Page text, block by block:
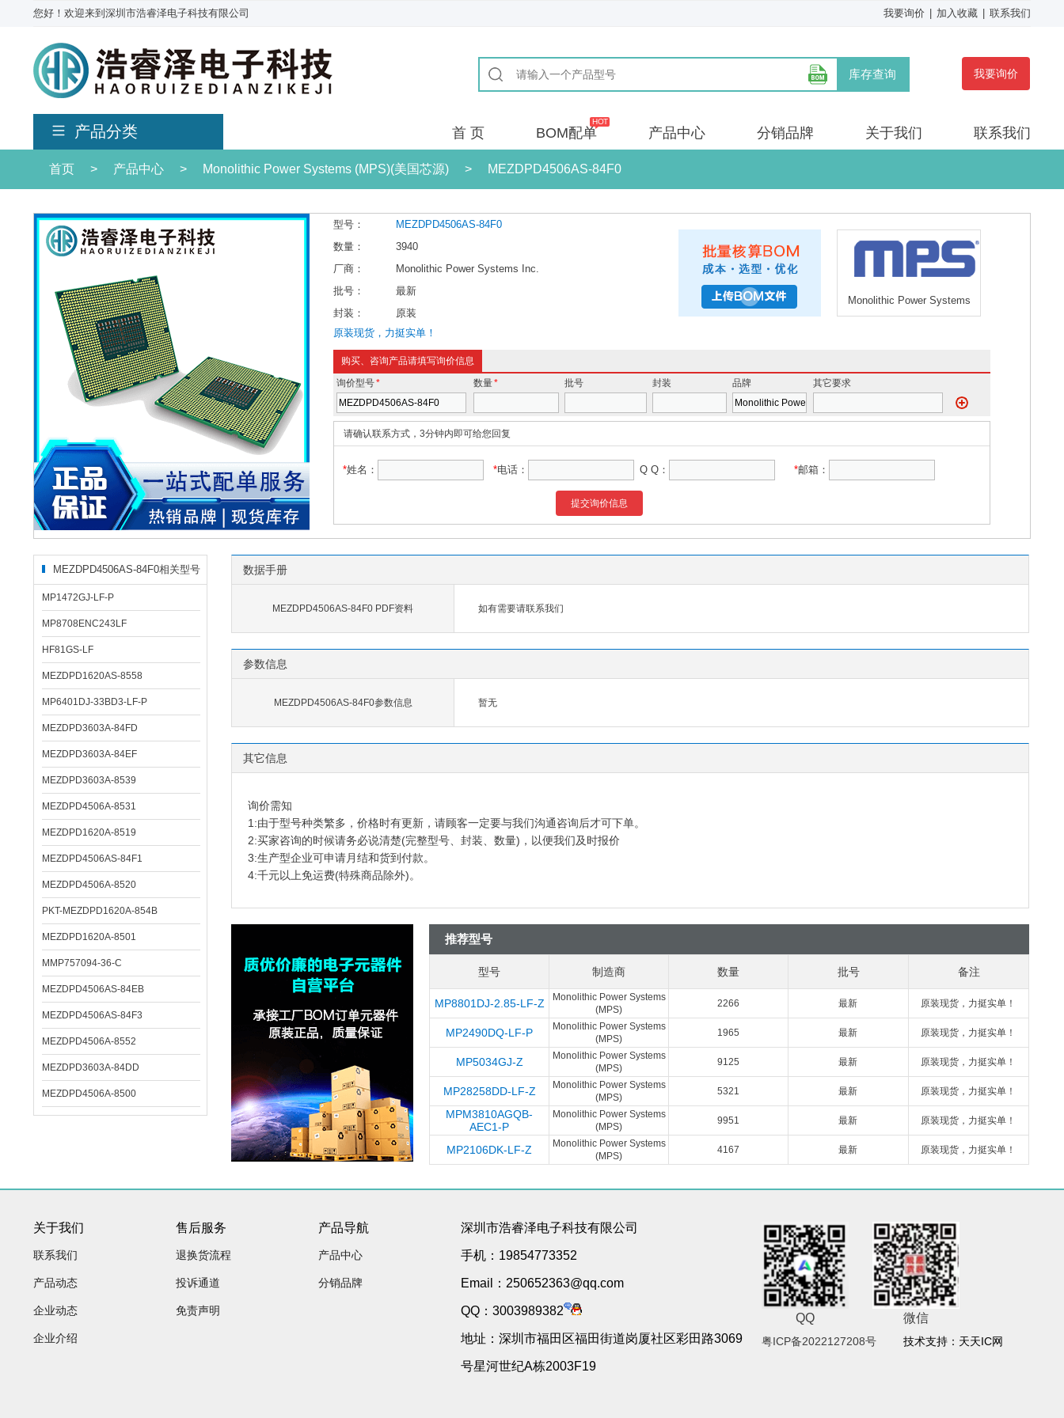
您好！欢迎来到深圳市浩睿泽电子科技有限公司 我要询价 加入收藏 联系我们
库存查询 我要询价
产品分类 首 页 BOM配单 产品中心 分销品牌 关于我们 联系我们
首页 > 产品中心 > Monolithic Power Systems (MPS)(美国芯源) > MEZDPD4506AS-84F0
型号：
MEZDPD4506AS-84F0
数量：
3940
厂商：
Monolithic Power Systems Inc.
批号：
最新
封装：
原装
原装现货，力挺实单！
Monolithic Power Systems
购买、咨询产品请填写询价信息
询价型号* 数量* 批号 封装 品牌 其它要求
请确认联系方式，3分钟内即可给您回复
*姓名： *电话： Q Q： *邮箱：
提交询价信息
MEZDPD4506AS-84F0相关型号
MP1472GJ-LF-P
MP8708ENC243LF
HF81GS-LF
MEZDPD1620AS-8558
MP6401DJ-33BD3-LF-P
MEZDPD3603A-84FD
MEZDPD3603A-84EF
MEZDPD3603A-8539
MEZDPD4506A-8531
MEZDPD1620A-8519
MEZDPD4506AS-84F1
MEZDPD4506A-8520
PKT-MEZDPD1620A-854B
MEZDPD1620A-8501
MMP757094-36-C
MEZDPD4506AS-84EB
MEZDPD4506AS-84F3
MEZDPD4506A-8552
MEZDPD3603A-84DD
MEZDPD4506A-8500
数据手册
MEZDPD4506AS-84F0 PDF资料 如有需要请联系我们
参数信息
MEZDPD4506AS-84F0参数信息 暂无
其它信息
询价需知
1:由于型号种类繁多，价格时有更新，请顾客一定要与我们沟通咨询后才可下单。
2:买家咨询的时候请务必说清楚(完整型号、封装、数量)，以便我们及时报价
3:生产型企业可申请月结和货到付款。
4:千元以上免运费(特殊商品除外)。
推荐型号
型号 制造商 数量 批号 备注
MP8801DJ-2.85-LF-Z
Monolithic Power Systems
(MPS)
2266 最新 原装现货，力挺实单！
MP2490DQ-LF-P
Monolithic Power Systems
(MPS)
1965 最新 原装现货，力挺实单！
MP5034GJ-Z
Monolithic Power Systems
(MPS)
9125 最新 原装现货，力挺实单！
MP28258DD-LF-Z
Monolithic Power Systems
(MPS)
5321 最新 原装现货，力挺实单！
MPM3810AGQB-
AEC1-P
Monolithic Power Systems
(MPS)
9951 最新 原装现货，力挺实单！
MP2106DK-LF-Z
Monolithic Power Systems
(MPS)
4167 最新 原装现货，力挺实单！
关于我们
联系我们
产品动态
企业动态
企业介绍
售后服务
退换货流程
投诉通道
免责声明
产品导航
产品中心
分销品牌
深圳市浩睿泽电子科技有限公司
手机：19854773352
Email：250652363@qq.com
QQ：3003989382
地址：深圳市福田区福田街道岗厦社区彩田路3069
号星河世纪A栋2003F19
QQ 微信
粤ICP备2022127208号 技术支持：天天IC网